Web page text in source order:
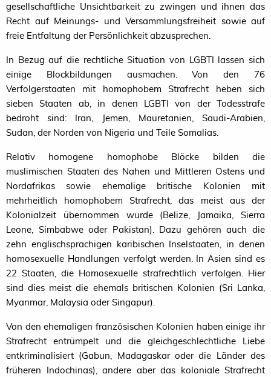
gesellschaftliche Unsichtbarkeit zu zwingen und ihnen das
Recht auf Meinungs- und Versammlungsfreiheit sowie auf
freie Entfaltung der Persönlichkeit abzusprechen.
In Bezug auf die rechtliche Situation von LGBTI lassen sich
einige Blockbildungen ausmachen. Von den 76
Verfolgerstaaten mit homophobem Strafrecht heben sich
sieben Staaten ab, in denen LGBTI von der Todesstrafe
bedroht sind: Iran, Jemen, Mauretanien, Saudi-Arabien,
Sudan, der Norden von Nigeria und Teile Somalias.
Relativ homogene homophobe Blöcke bilden die
muslimischen Staaten des Nahen und Mittleren Ostens und
Nordafrikas sowie ehemalige britische Kolonien mit
mehrheitlich homophobem Strafrecht, das meist aus der
Kolonialzeit übernommen wurde (Belize, Jamaika, Sierra
Leone, Simbabwe oder Pakistan). Dazu gehören auch die
zehn englischsprachigen karibischen Inselstaaten, in denen
homosexuelle Handlungen verfolgt werden. In Asien sind es
22 Staaten, die Homosexuelle strafrechtlich verfolgen. Hier
sind dies meist die ehemals britischen Kolonien (Sri Lanka,
Myanmar, Malaysia oder Singapur).
Von den ehemaligen französischen Kolonien haben einige ihr
Strafrecht entrümpelt und die gleichgeschlechtliche Liebe
entkriminalisiert (Gabun, Madagaskar oder die Länder des
früheren Indochinas), andere aber das koloniale Strafrecht